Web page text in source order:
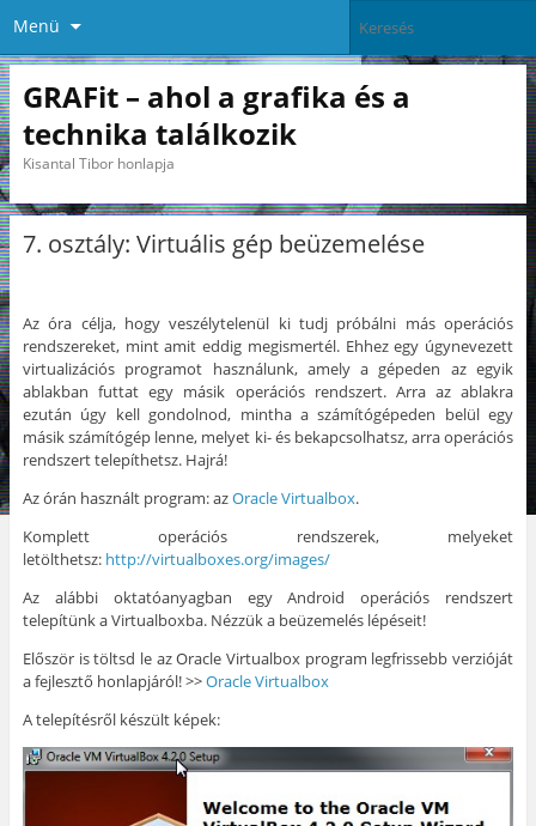
Menü
GRAFit – ahol a grafika és a
technika találkozik
Kisantal Tibor honlapja
7. osztály: Virtuális gép beüzemelése
Az óra célja, hogy veszélytelenül ki tudj próbálni más operációs
rendszereket, mint amit eddig megismertél. Ehhez egy úgynevezett
virtualizációs programot használunk, amely a gépeden az egyik
ablakban futtat egy másik operációs rendszert. Arra az ablakra
ezután úgy kell gondolnod, mintha a számítógépeden belül egy
másik számítógép lenne, melyet ki- és bekapcsolhatsz, arra operációs
rendszert telepíthetsz. Hajrá!
Az órán használt program: azOracle Virtualbox.
Komplett operációs rendszerek, melyeket
letölthetsz: http://virtualboxes.org/images/
Az alábbi oktatóanyagban egy Android operációs rendszert
telepítünk a Virtualboxba. Nézzük a beüzemelés lépéseit!
Először is töltsd le az Oracle Virtualbox program legfrissebb verzióját
a fejlesztő honlapjáról! >>Oracle Virtualbox
A telepítésről készült képek: